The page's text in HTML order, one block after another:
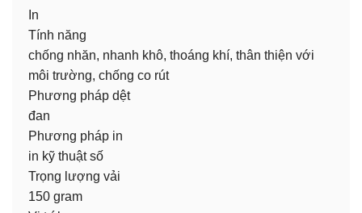
In
Tính năng
chống nhăn, nhanh khô, thoáng khí, thân thiện với
môi trường, chống co rút
Phương pháp dệt
đan
Phương pháp in
in kỹ thuật số
Trọng lượng vải
150 gram